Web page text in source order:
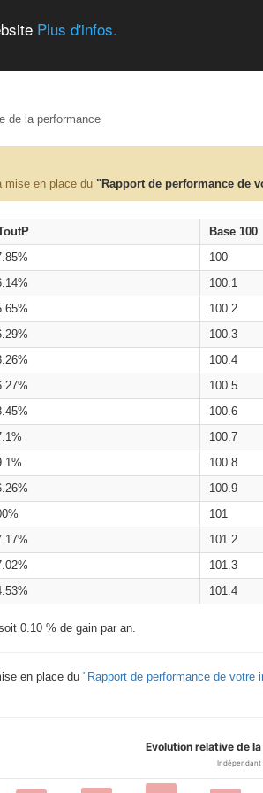
Plus d'infos.
de la performance
mise en place du "Rapport de performance de
Base 100
100
100.1
100.2
100.3
100.4
100.5
100.6
100.7
100.8
100.9
101
101.2
101.3
101.4
0.10 % de gain par an.
en place du "Rapport de performance de votre
Evolution relative de
Indépendant